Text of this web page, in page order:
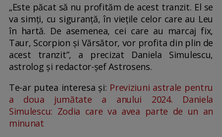
„Este păcat să nu profităm de acest tranzit. El se
va simți, cu siguranță, în viețile celor care au Leu
în hartă. De asemenea, cei care au marcaj fix,
Taur, Scorpion și Vărsător, vor profita din plin de
acest tranzit”, a precizat Daniela Simulescu,
astrolog și redactor-șef Astrosens.
Te-ar putea interesa și: Previziuni astrale pentru
a doua jumătate a anului 2024. Daniela
Simulescu: Zodia care va avea parte de un an
minunat